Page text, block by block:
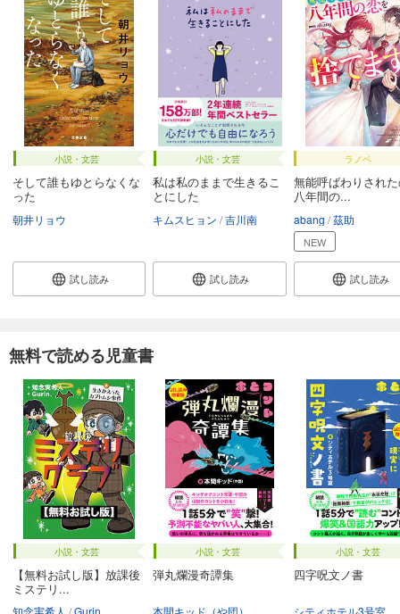
小説・文芸
そして誰もゆとらなくな
った
朝井リョウ
試し読み
小説・文芸
私は私のままで生きるこ
とにした
キムスヒョン 吉川南
試し読み
ラノベ
無能呼ばわりされ
八年間の...
abang 茲助
NEW
試し読み
無料で読める児童書
小説・文芸
【無料お試し版】放課後
ミステリ...
小説・文芸
弾丸爛漫奇譚集
小説・文芸
四字呪文ノ書